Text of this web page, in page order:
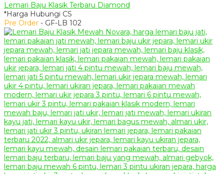
Lemari Baju Klasik Terbaru Diamond
*Harga Hubungi CS
Pre Order - GF-LB 102